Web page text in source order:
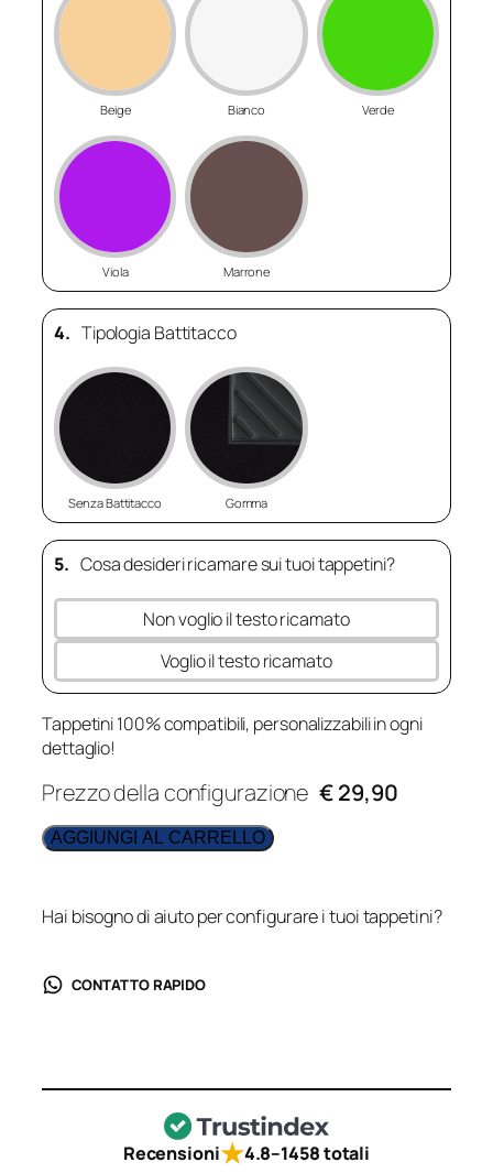
Beige Bianco Verde
Viola Marrone
4. Tipologia Battitacco
Senza Battitacco Gomma
5. Cosa desideri ricamare sui tuoi tappetini?
Non voglio il testo ricamato
Voglio il testo ricamato
Tappetini 100% compatibili, personalizzabili in ogni
dettaglio!
Prezzo della configurazione € 29,90
AGGIUNGI AL CARRELLO
Hai bisogno di aiuto per configurare i tuoi tappetini?
CONTATTO RAPIDO
Recensioni★4.8–1458 totali